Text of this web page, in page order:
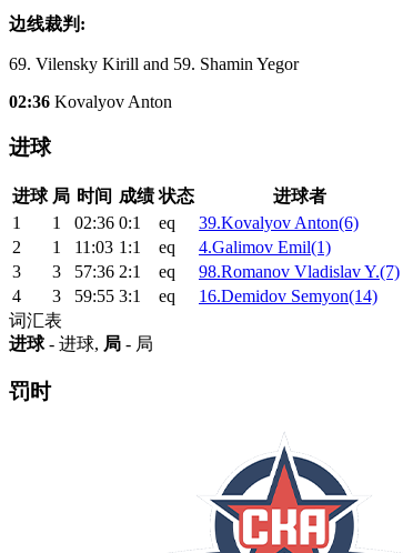
边线裁判:
69. Vilensky Kirill and 59. Shamin Yegor
02:36 Kovalyov Anton
进球
进球 局 时间 成绩 状态 进球者
1
1 02:36 0:1 eq 39.Kovalyov Anton(6)
2
1 11:03 1:1 eq 4.Galimov Emil(1)
3
3 57:36 2:1 eq 98.Romanov Vladislav Y.(7)
4
3 59:55 3:1 eq 16.Demidov Semyon(14)
词汇表
进球- 进球, 局 - 局
罚时